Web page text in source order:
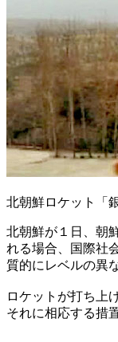
北朝鮮ロケット「
北朝鮮が１日、朝
れる場合、国際社
質的にレベルの異
ロケットが打ち上
それに相応する措